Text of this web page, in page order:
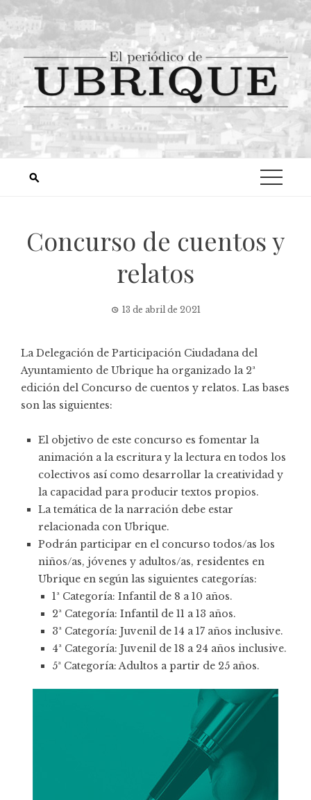
Concurso de cuentos y
relatos
13 de abril de 2021
La Delegación de Participación Ciudadana del
Ayuntamiento de Ubrique ha organizado la 2ª
edición del Concurso de cuentos y relatos. Las bases
son las siguientes:
El objetivo de este concurso es fomentar la
animación a la escritura y la lectura en todos los
colectivos así como desarrollar la creatividad y
la capacidad para producir textos propios.
La temática de la narración debe estar
relacionada con Ubrique.
Podrán participar en el concurso todos/as los
niños/as, jóvenes y adultos/as, residentes en
Ubrique en según las siguientes categorías:
1ª Categoría: Infantil de 8 a 10 años.
2ª Categoría: Infantil de 11 a 13 años.
3ª Categoría: Juvenil de 14 a 17 años inclusive.
4ª Categoría: Juvenil de 18 a 24 años inclusive.
5ª Categoría: Adultos a partir de 25 años.